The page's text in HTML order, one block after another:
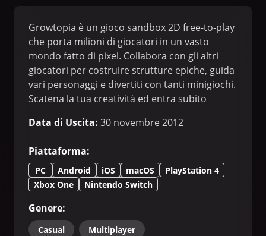
Growtopia è un gioco sandbox 2D free-to-play
che porta milioni di giocatori in un vasto
mondo fatto di pixel. Collabora con gli altri
giocatori per costruire strutture epiche, guida
vari personaggi e divertiti con tanti minigiochi.
Scatena la tua creatività ed entra subito
Data di Uscita: 30 novembre 2012
Piattaforma:
PC Android iOS macOS
PlayStation 4
Xbox One
Nintendo Switch
Genere:
Casual Multiplayer